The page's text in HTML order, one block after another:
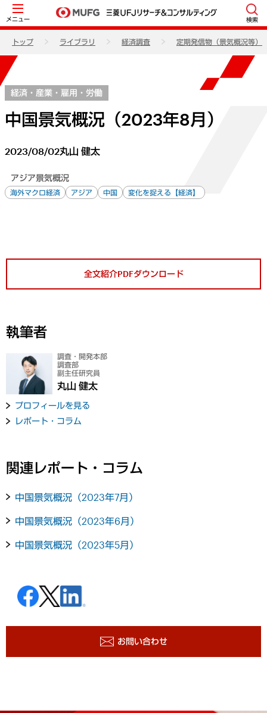
メニュー 検索
トップ ライブラリ 経済調査 定期発信物（景気概況等）
経済・産業・雇用・労働
中国景気概況（2023年8月）
2023/08/02丸山 健太
アジア景気概況
海外マクロ経済 アジア 中国 変化を捉える【経済】
全文紹介PDFダウンロード
執筆者
調査・開発本部
調査部
副主任研究員
丸山 健太
プロフィールを見る
レポート・コラム
関連レポート・コラム
中国景気概況（2023年7月）
中国景気概況（2023年6月）
中国景気概況（2023年5月）
お問い合わせ